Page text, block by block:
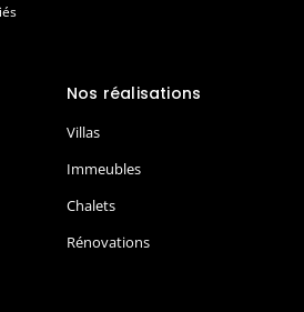
Nos réalisations
Villas
Immeubles
Chalets
Rénovations